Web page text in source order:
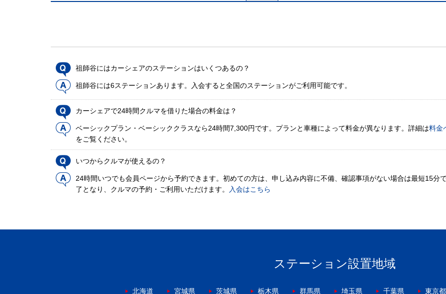
祖師谷にはカーシェアのステーションはいくつあるの？
祖師谷には6ステーションあります。入会すると全国のステーションがご利用可能です。
カーシェアで24時間クルマを借りた場合の料金は？
ベーシックプラン・ベーシッククラスなら24時間7,300円です。プランと車種によって料金が異なります。詳細は料金
をご覧ください。
いつからクルマが使えるの？
24時間いつでも会員ページから予約できます。初めての方は、申し込み内容に不備、確認事項がない場合は最短15分
了となり、クルマの予約・ご利用いただけます。
入会はこちら
ステーション設置地域
北海道 宮城県 茨城県 栃木県 群馬県 埼玉県 千葉県 東京都